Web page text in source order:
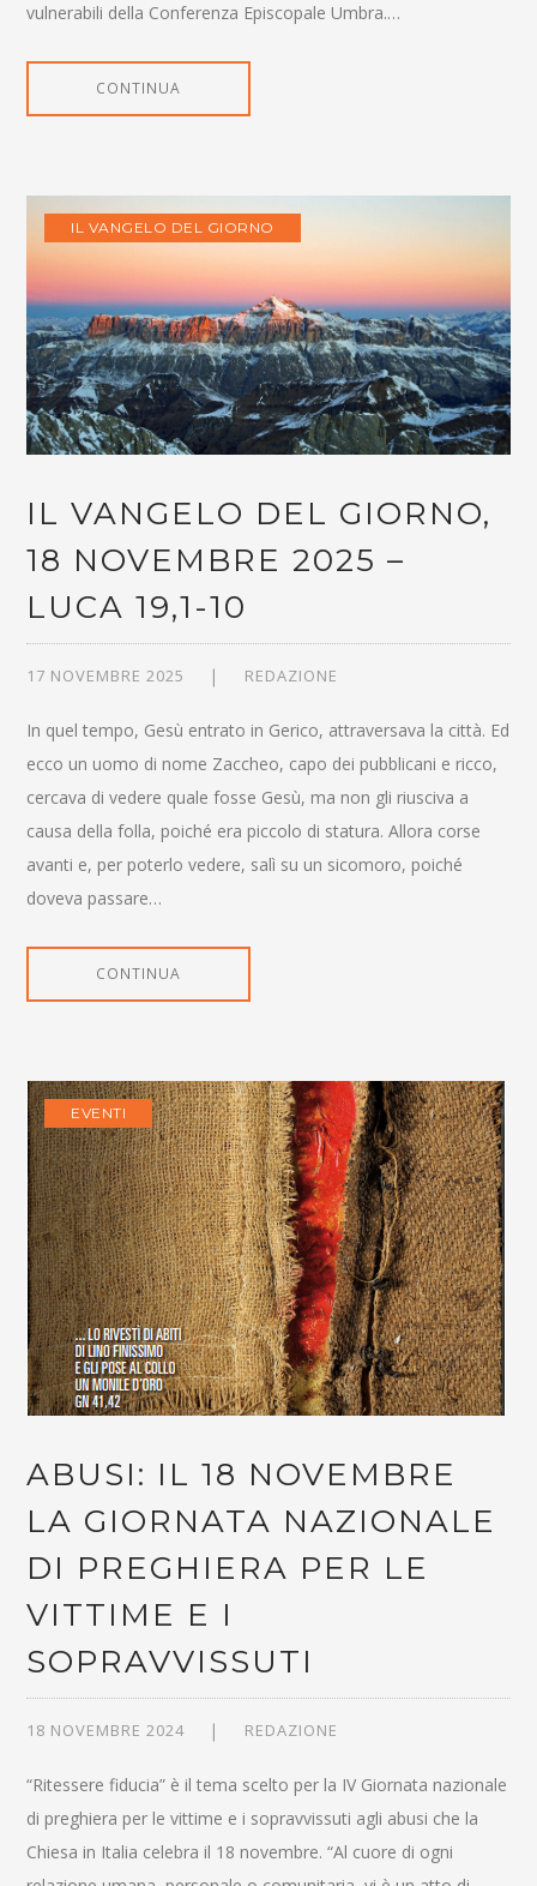
vulnerabili della Conferenza Episcopale Umbra.…
CONTINUA
IL VANGELO DEL GIORNO
IL VANGELO DEL GIORNO,
18 NOVEMBRE 2025 –
LUCA 19,1-10
17 NOVEMBRE 2025 REDAZIONE
In quel tempo, Gesù entrato in Gerico, attraversava la città. Ed
ecco un uomo di nome Zaccheo, capo dei pubblicani e ricco,
cercava di vedere quale fosse Gesù, ma non gli riusciva a
causa della folla, poiché era piccolo di statura. Allora corse
avanti e, per poterlo vedere, salì su un sicomoro, poiché
doveva passare…
CONTINUA
EVENTI
ABUSI: IL 18 NOVEMBRE
LA GIORNATA NAZIONALE
DI PREGHIERA PER LE
VITTIME E I
SOPRAVVISSUTI
18 NOVEMBRE 2024 REDAZIONE
“Ritessere fiducia” è il tema scelto per la IV Giornata nazionale
di preghiera per le vittime e i sopravvissuti agli abusi che la
Chiesa in Italia celebra il 18 novembre. “Al cuore di ogni